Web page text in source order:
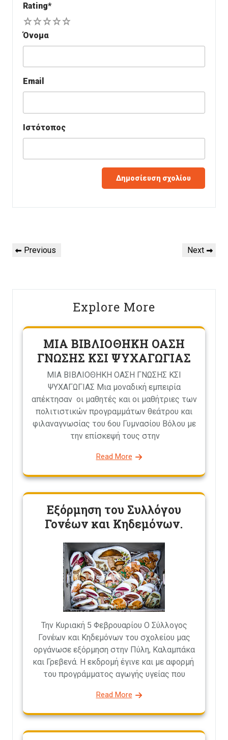
Rating*
5
4
3
2
Όνομα
Email
Ιστότοπος
Πλοήγηση
άρθρων
Previous
Previous
Next
Next
Explore More
ΜΙΑ ΒΙΒΛΙΟΘΗΚΗ ΟΑΣΗ
ΓΝΩΣΗΣ ΚΣΙ ΨΥΧΑΓΩΓΙΑΣ
ΜΙΑ ΒΙΒΛΙΟΘΗΚΗ ΟΑΣΗ ΓΝΩΣΗΣ ΚΣΙ
ΨΥΧΑΓΩΓΙΑΣ Μια μοναδική εμπειρία
απέκτησαν οι μαθητές και οι μαθήτριες των
πολιτιστικών προγραμμάτων θεάτρου και
φιλαναγνωσίας του 6ου Γυμνασίου Βόλου με
την επίσκεψή τους στην
Read More
Εξόρμηση του Συλλόγου
Γονέων και Κηδεμόνων.
Την Κυριακή 5 Φεβρουαρίου Ο Σύλλογος
Γονέων και Κηδεμόνων του σχολείου μας
οργάνωσε εξόρμηση στην Πύλη, Καλαμπάκα
και Γρεβενά. Η εκδρομή έγινε και με αφορμή
του προγράμματος αγωγής υγείας που
Read More